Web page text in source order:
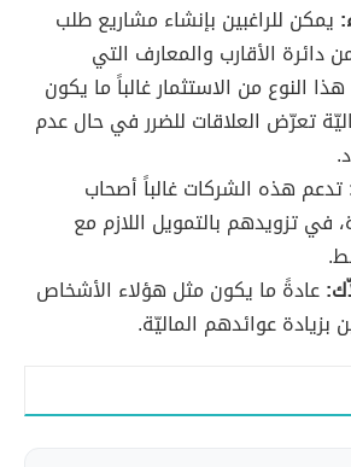
يمكن للراغبين بإنشاء مشاريع طلب
دائرة الأقارب والمعارف التي
النوع من الاستثمار غالباً ما يكون
تعرّض العلاقات للضرر في حال عدم
تدعم هذه الشركات غالباً أصحاب
في تزويدهم بالتمويل اللازم مع
عادةً ما يكون مثل هؤلاء الأشخاص
بزيادة عوائدهم الماليّة.